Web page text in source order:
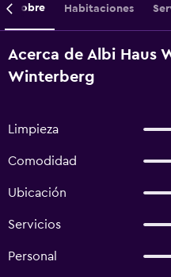
Sobre Habitaciones
Acerca de Albi Haus
Winterberg
Limpieza
Comodidad
Ubicación
Servicios
Personal